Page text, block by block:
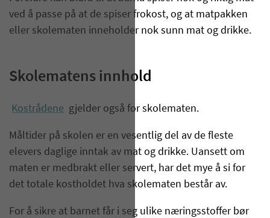
ved å passe på at de spiser frokost, og at matpakken
eller skolematen inneholder nok sunn mat og drikke.
Skolematens innhold
Kostrådene gjelder også for skolematen.
Måltider på skolen er en vesentlig del av de fleste
elevers daglige inntak av mat og drikke. Uansett om
maten er medbrakt eller servert, har det mye å si for
det totale kostholdet hva skolematen består av.
For å sikre at barnet får i seg ulike næringsstoffer bør